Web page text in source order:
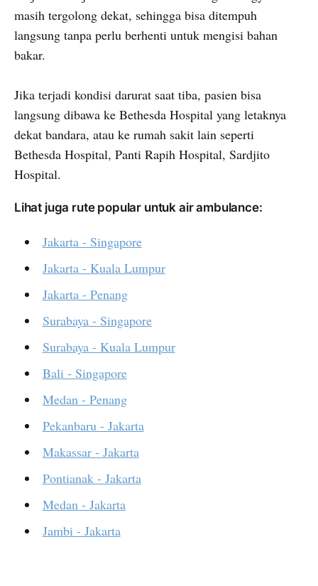
masih tergolong dekat, sehingga bisa ditempuh
langsung tanpa perlu berhenti untuk mengisi bahan
bakar.
Jika terjadi kondisi darurat saat tiba, pasien bisa
langsung dibawa ke Bethesda Hospital yang letaknya
dekat bandara, atau ke rumah sakit lain seperti
Bethesda Hospital, Panti Rapih Hospital, Sardjito
Hospital.
Lihat juga rute popular untuk air ambulance:
Jakarta - Singapore
Jakarta - Kuala Lumpur
Jakarta - Penang
Surabaya - Singapore
Surabaya - Kuala Lumpur
Bali - Singapore
Medan - Penang
Pekanbaru - Jakarta
Makassar - Jakarta
Pontianak - Jakarta
Medan - Jakarta
Jambi - Jakarta